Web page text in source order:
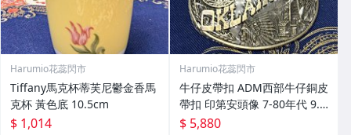
Harumio花蕊閃市
Tiffany馬克杯蒂芙尼鬱金香馬
克杯 黃色底 10.5cm
$ 1,014
Harumio花蕊閃市
牛仔皮帶扣 ADM西部牛仔銅皮
帶扣 印第安頭像 7-80年代 9.5
x7cm
$ 5,880